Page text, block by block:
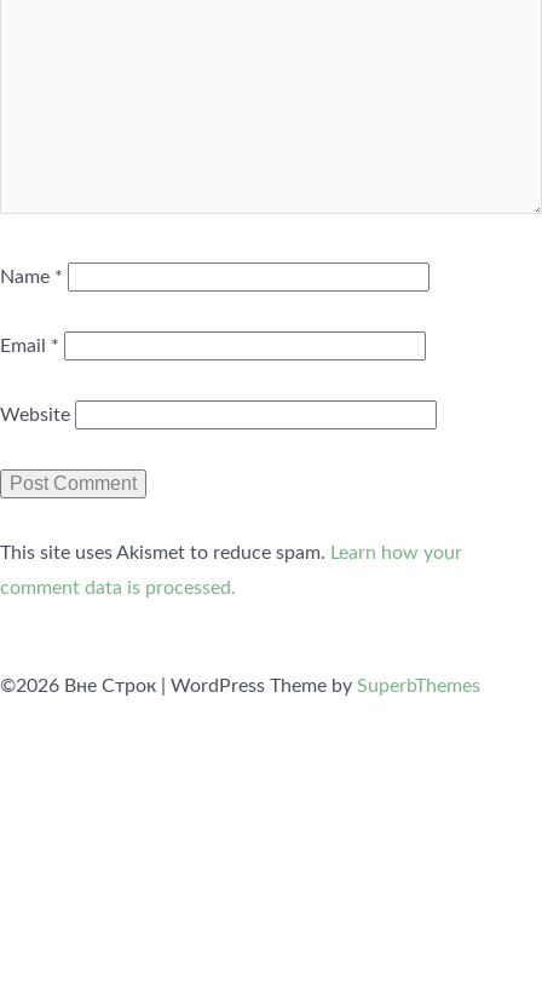
Name *
Email *
Website
This site uses Akismet to reduce spam. Learn how your
comment data is processed.
©2026 Вне Строк | WordPress Theme by SuperbThemes